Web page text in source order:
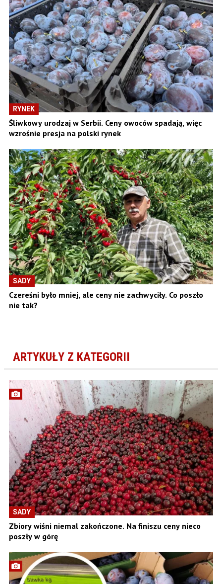
RYNEK
Śliwkowy urodzaj w Serbii. Ceny owoców spadają, więc
wzrośnie presja na polski rynek
SADY
Czereśni było mniej, ale ceny nie zachwyciły. Co poszło
nie tak?
ARTYKUŁY Z KATEGORII
SADY
Zbiory wiśni niemal zakończone. Na finiszu ceny nieco
poszły w górę